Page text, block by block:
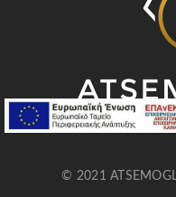
© 2021